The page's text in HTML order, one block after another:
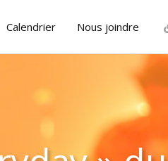
Calendrier Nous joindre